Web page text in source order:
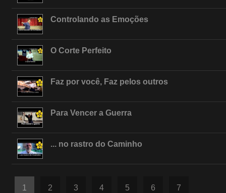
Controlando as Emoções
O Corte Perfeito
Faz por você, Faz pelos outros
Para Vencer a Guerra
... no rastro do Caminho
1 2 3 4 5 6 7